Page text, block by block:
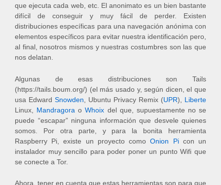
que ejecuta cada web, etc. El anonimato es un bien bastante
difícil de conseguir y muy fácil de perder. Existen
distribuciones específicas para una navegación anónima con
elementos específicos para evitar nuestra identificación pero,
al final, nosotros mismos y nuestras costumbres son las que
nos delatan.
Algunas de esas distribuciones son Tails
(https://tails.boum.org/) (el más usado y, según dicen, el que
usa Edward Snowden , Ubuntu Privacy Remix (UPR), Liberte
Linux, Mandragora oWhoix del que, supuestamente no se
puede “escapar” ninguna información que desvele quienes
somos. Por otra parte, y para la bonita herramienta
Raspberry Pi, existe un proyecto comoOnion Picon un
instalador muy sencillo para poder poner un punto Wifi que
se conecte a Tor.
Ahora, tener en cuenta que estas herramientas son para que